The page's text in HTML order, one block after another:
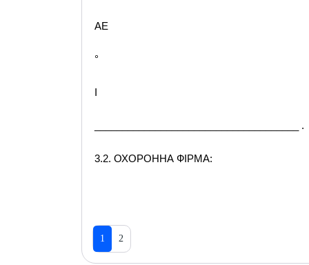
AE
°
I
_____________________________________ .
3.2. ОХОРОННА ФІРМА:
1 2